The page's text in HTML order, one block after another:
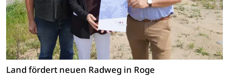
Land fördert neuen Radweg in Roge